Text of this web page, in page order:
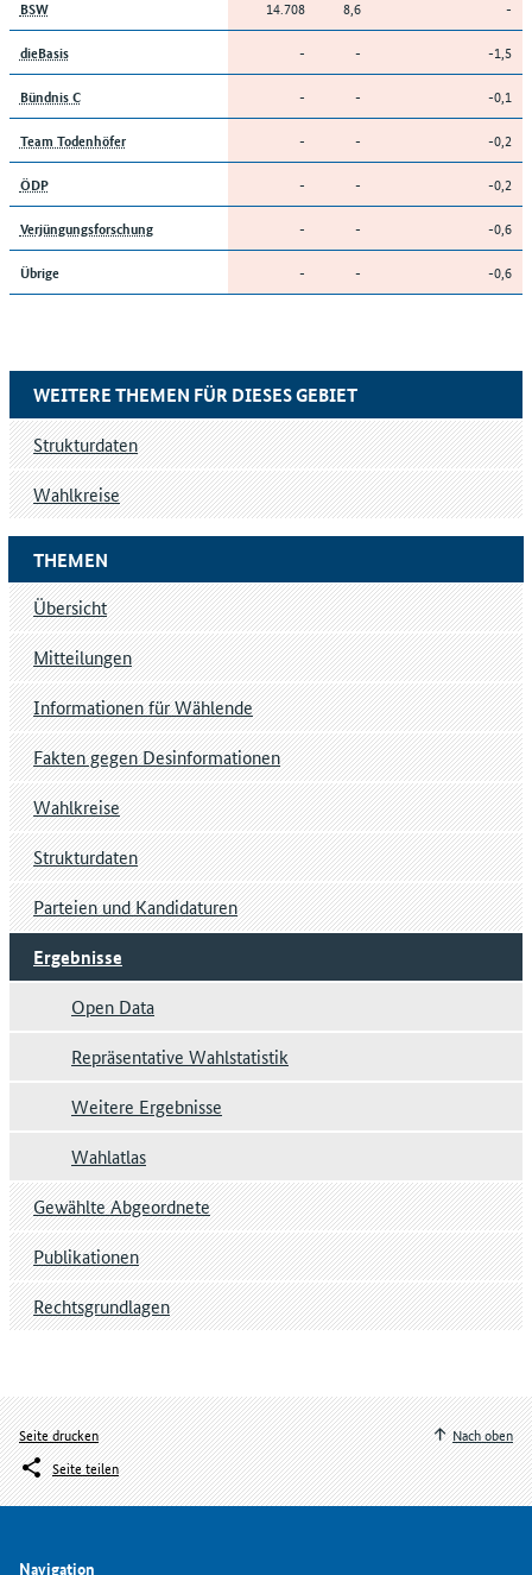
BSW 14.708 8,6 -
dieBasis - - -1,5
Bündnis C - - -0,1
Team Todenhöfer - - -0,2
ÖDP - - -0,2
Verjüngungsforschung - - -0,6
Übrige - - -0,6
THEMEN
Übersicht
Mitteilungen
Informationen für Wählende
Fakten gegen Desinformationen
Wahlkreise
Strukturdaten
Parteien und Kandidaturen
Ergebnisse
Open Data
Repräsentative Wahlstatistik
Weitere Ergebnisse
Wahlatlas
Gewählte Abgeordnete
Publikationen
Rechtsgrundlagen
WEITERE THEMEN FÜR DIESES GEBIET
Strukturdaten
Wahlkreise
Seite drucken
Seite teilen
Nach oben
Navigation